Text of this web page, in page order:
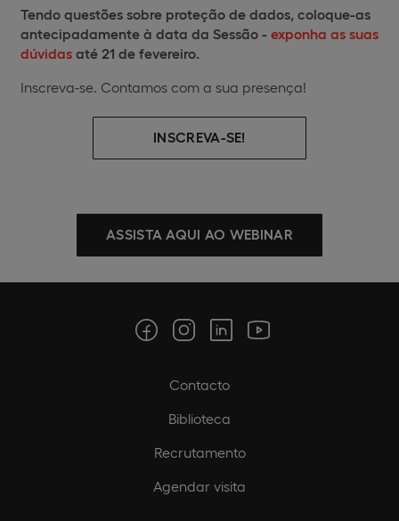
Tendo questões sobre proteção de dados, coloque-as
antecipadamente à data da Sessão - exponha as suas
dúvidas até 21 de fevereiro.
Inscreva-se. Contamos com a sua presença!
INSCREVA-SE!
ASSISTA AQUI AO WEBINAR
Contacto
Biblioteca
Recrutamento
Agendar visita